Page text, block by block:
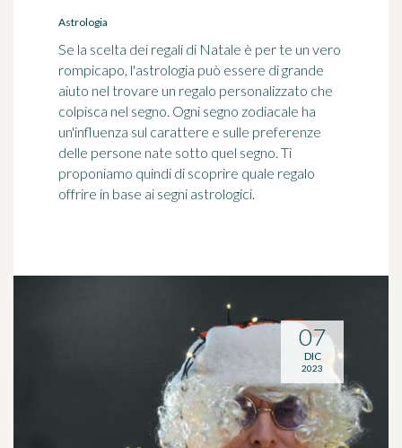
Astrologia
Se la scelta dei regali di Natale è per te un vero
rompicapo, l'astrologia può essere di grande
aiuto nel trovare un regalo personalizzato che
colpisca nel segno. Ogni segno zodiacale ha
un'influenza sul carattere e sulle preferenze
delle persone nate sotto quel segno. Ti
proponiamo quindi di scoprire quale regalo
offrire in base ai segni astrologici.
07
DIC
2023